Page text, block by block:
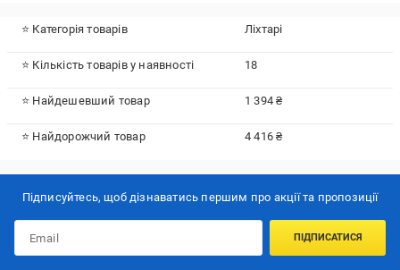
⭐ Категорія товарів Ліхтарі
⭐ Кількість товарів у наявності 18
⭐ Найдешевший товар 1 394 ₴
⭐ Найдорожчий товар 4 416 ₴
Підписуйтесь, щоб дізнаватись першим про акції та пропозиції
ПІДПИСАТИСЯ